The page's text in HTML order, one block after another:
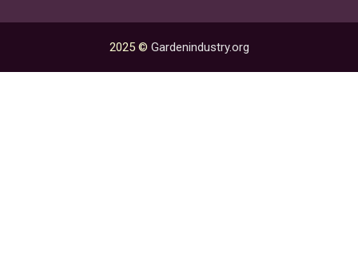
2025 © Gardenindustry.org